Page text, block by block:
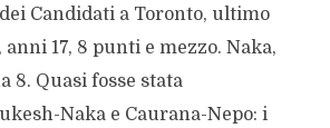
Candidati a Toronto, ultimo
17, 8 punti e mezzo. Naka,
8. Quasi fosse stata
Naka e Caurana-Nepo: i